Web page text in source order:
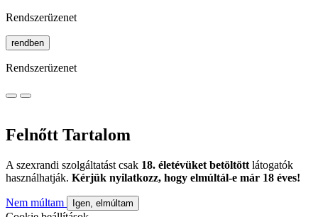
Rendszerüzenet
rendben
Rendszerüzenet
Felnőtt Tartalom
A szexrandi szolgáltatást csak 18. életévüket betöltött látogatók
használhatják. Kérjük nyilatkozz, hogy elmúltál-e már 18 éves!
Nem múltam Igen, elmúltam